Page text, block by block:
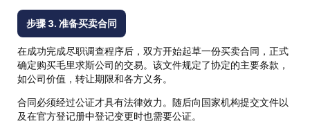
步骤 3. 准备买卖合同
在成功完成尽职调查程序后，双方开始起草一份买卖合同，正式
确定购买毛里求斯公司的交易。该文件规定了协定的主要条款，
如公司价值，转让期限和各方义务。
合同必须经过公证才具有法律效力。随后向国家机构提交文件以
及在官方登记册中登记变更时也需要公证。